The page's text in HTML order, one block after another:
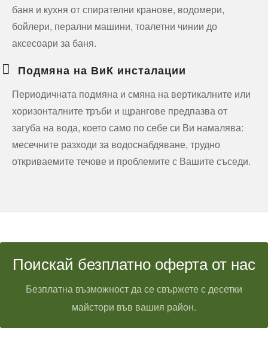
баня и кухня от спирателни кранове, водомери,
бойлери, перални машини, тоалетни чинии до
аксесоари за баня.
Подмяна на ВиК инсталации
Периодичната подмяна и смяна на вертикалните или
хоризонталните тръби и щрангове предпазва от
загуба на вода, което само по себе си Ви намалява:
месечните разходи за водоснабдяване, трудно
откриваемите течове и проблемите с Вашите съседи.
Поискай безплатно оферта от нас
Безплатна възможност да се свържете с десетки
майстори във вашия район.